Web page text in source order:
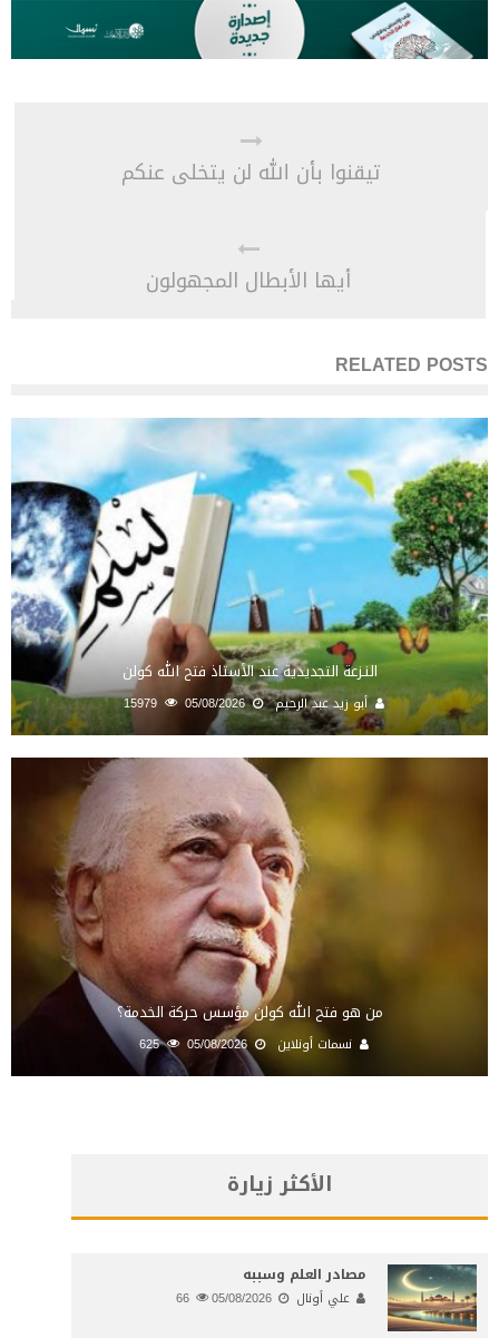
تيقنوا بأن الله لن يتخلى عنكم
أيها الأبطال المجهولون
RELATED POSTS
النـزعة التجديدية عند الأستاذ فتح الله كولن
أبو زيد عبد الرحيم 05/08/2026
15979
من هو فتح الله كولن مؤسس حركة الخدمة؟
نسمات أونلاين 05/08/2026
625
الأكثر زيارة
مصادر العلم وسببه
علي أونال 05/08/2026